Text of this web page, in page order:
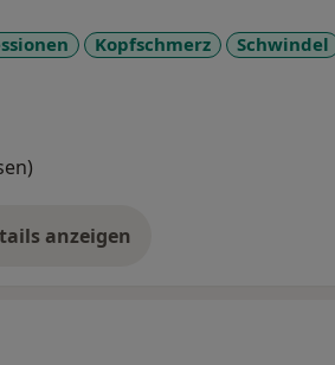
Kopfschmerz
Schwindel
anzeigen
über Erfahrungen